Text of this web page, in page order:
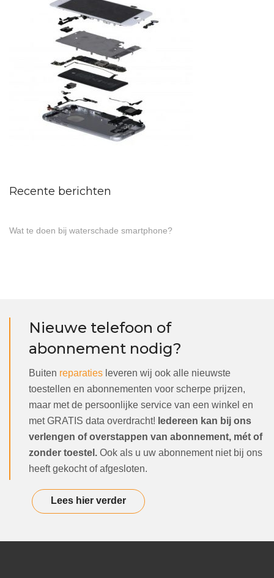
Recente berichten
Wat te doen bij waterschade smartphone?
Nieuwe telefoon of
abonnement nodig?
Buiten reparaties leveren wij ook alle nieuwste
toestellen en abonnementen voor scherpe prijzen,
maar met de persoonlijke service van een winkel en
met GRATIS data overdracht! Iedereen kan bij ons
verlengen of overstappen van abonnement, mét of
zonder toestel. Ook als u uw abonnement niet bij ons
heeft gekocht of afgesloten.
Lees hier verder